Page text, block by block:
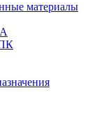
материалы